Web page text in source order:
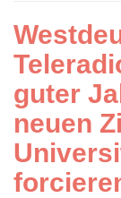
guter
neuen